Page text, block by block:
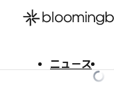
ニュース